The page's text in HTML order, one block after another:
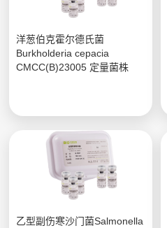
洋葱伯克霍尔德氏菌
Burkholderia cepacia
CMCC(B)23005 定量菌株
乙型副伤寒沙门菌Salmonella